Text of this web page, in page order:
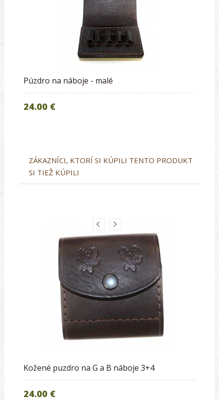
Púzdro na náboje - malé
24.00 €
ZÁKAZNÍCI, KTORÍ SI KÚPILI TENTO PRODUKT
SI TIEŽ KÚPILI
Kožené puzdro na G a B náboje 3+4
24.00 €